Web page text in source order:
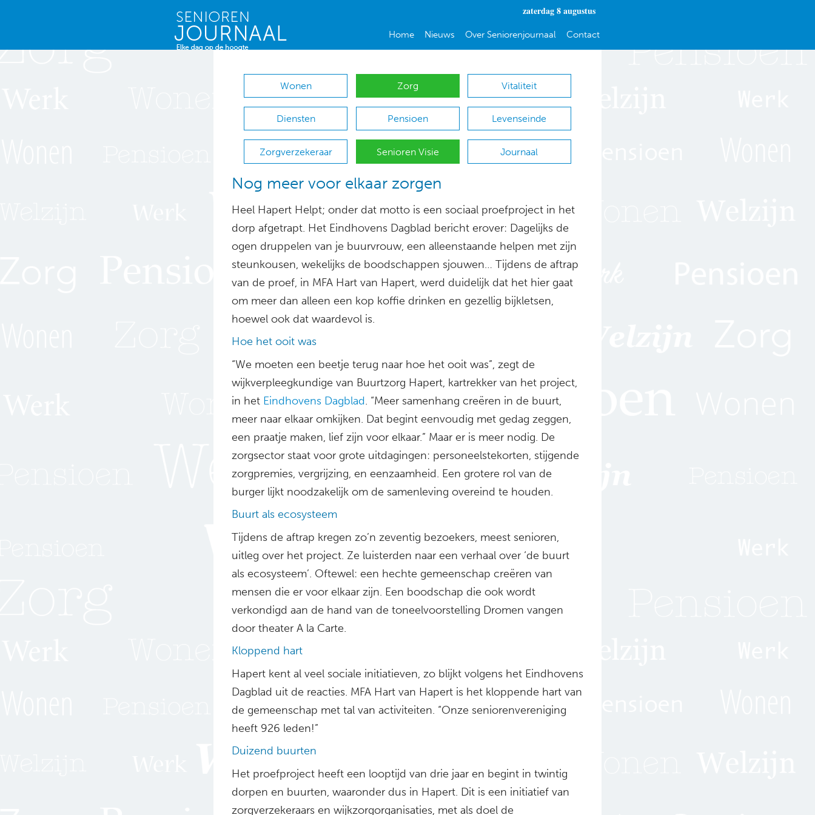
zaterdag 8 augustus
Home Nieuws Over Seniorenjournaal Contact
Wonen Zorg Vitaliteit
Diensten Pensioen Levenseinde
Zorgverzekeraar Senioren Visie Journaal
Nog meer voor elkaar zorgen
Heel Hapert Helpt; onder dat motto is een sociaal proefproject in het
dorp afgetrapt. Het Eindhovens Dagblad bericht erover: Dagelijks de
ogen druppelen van je buurvrouw, een alleenstaande helpen met zijn
steunkousen, wekelijks de boodschappen sjouwen… Tijdens de aftrap
van de proef, in MFA Hart van Hapert, werd duidelijk dat het hier gaat
om meer dan alleen een kop koffie drinken en gezellig bijkletsen,
hoewel ook dat waardevol is.
Hoe het ooit was
“We moeten een beetje terug naar hoe het ooit was”, zegt de
wijkverpleegkundige van Buurtzorg Hapert, kartrekker van het project,
in het Eindhovens Dagblad. “Meer samenhang creëren in de buurt,
meer naar elkaar omkijken. Dat begint eenvoudig met gedag zeggen,
een praatje maken, lief zijn voor elkaar.” Maar er is meer nodig. De
zorgsector staat voor grote uitdagingen: personeelstekorten, stijgende
zorgpremies, vergrijzing, en eenzaamheid. Een grotere rol van de
burger lijkt noodzakelijk om de samenleving overeind te houden.
Buurt als ecosysteem
Tijdens de aftrap kregen zo’n zeventig bezoekers, meest senioren,
uitleg over het project. Ze luisterden naar een verhaal over ‘de buurt
als ecosysteem’. Oftewel: een hechte gemeenschap creëren van
mensen die er voor elkaar zijn. Een boodschap die ook wordt
verkondigd aan de hand van de toneelvoorstelling Dromen vangen
door theater A la Carte.
Kloppend hart
Hapert kent al veel sociale initiatieven, zo blijkt volgens het Eindhovens
Dagblad uit de reacties. MFA Hart van Hapert is het kloppende hart van
de gemeenschap met tal van activiteiten. “Onze seniorenvereniging
heeft 926 leden!”
Duizend buurten
Het proefproject heeft een looptijd van drie jaar en begint in twintig
dorpen en buurten, waaronder dus in Hapert. Dit is een initiatief van
zorgverzekeraars en wijkzorgorganisaties, met als doel de